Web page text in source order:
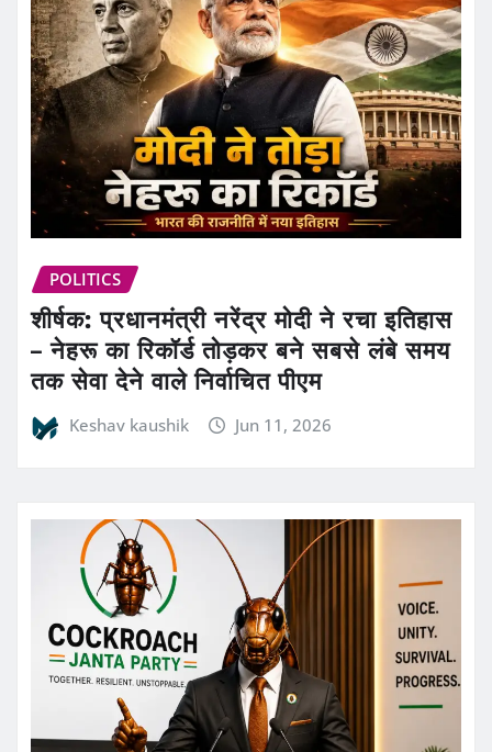
POLITICS
शीर्षक: प्रधानमंत्री नरेंद्र मोदी ने रचा इतिहास
– नेहरू का रिकॉर्ड तोड़कर बने सबसे लंबे समय
तक सेवा देने वाले निर्वाचित पीएम
Keshav kaushik Jun 11, 2026